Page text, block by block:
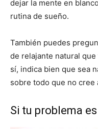
dejar la mente en
rutina de sueño.
También puedes
de relajante natural
sí, indica bien que sea
sobre todo que no cree
Si tu problema